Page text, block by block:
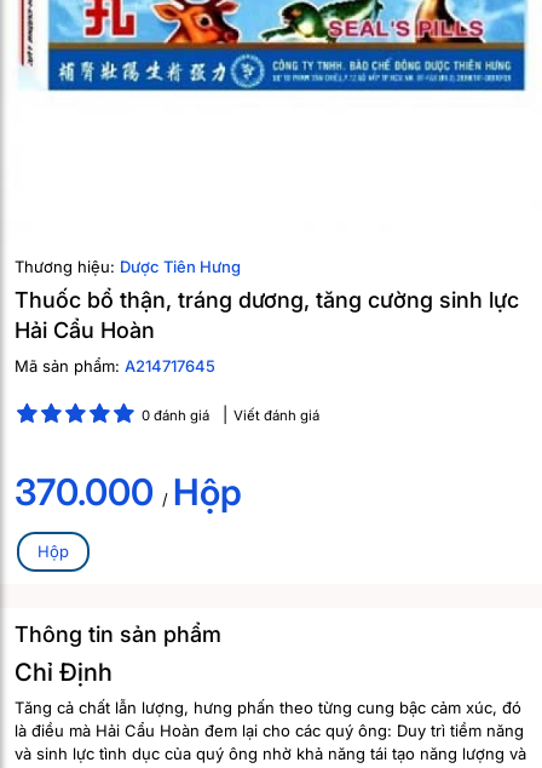
Thương hiệu: Dược Tiên Hưng
Thuốc bổ thận, tráng dương, tăng cường sinh lực
Hải Cẩu Hoàn
Mã sản phẩm: A214717645
0 đánh giá Viết đánh giá
370.000 / Hộp
Hộp
Thông tin sản phẩm
Chỉ Định
Tăng cả chất lẫn lượng, hưng phấn theo từng cung bậc cảm xúc, đó
là điều mà Hải Cẩu Hoàn đem lại cho các quý ông: Duy trì tiềm năng
và sinh lực tình dục của quý ông nhờ khả năng tái tạo năng lượng và